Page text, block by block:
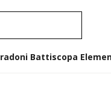
Gradoni